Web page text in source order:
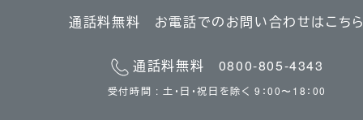
通話料無料 お電話でのお問い合わせはこちら
通話料無料 0800-805-4343
受付時間 : 土・日・祝日を除く 9：00〜18：00